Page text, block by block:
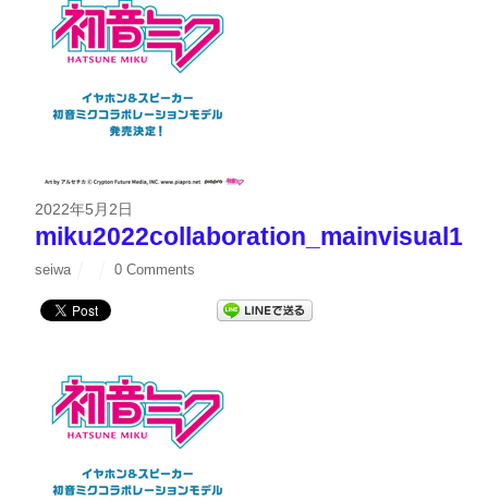
2022年5月2日
miku2022collaboration_mainvisual1
seiwa 0 Comments